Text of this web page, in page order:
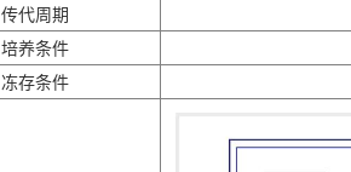
传代周期
培养条件
冻存条件